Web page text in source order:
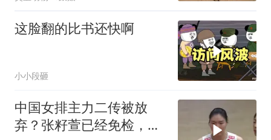
这脸翻的比书还快啊
小小段砸
中国女排主力二传被放
弃？张籽萱已经免检，赵